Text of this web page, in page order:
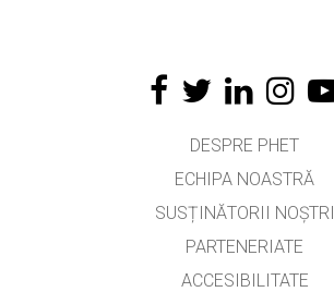
DESPRE PHET
ECHIPA NOASTRĂ
SUSȚINĂTORII NOȘTRI
PARTENERIATE
ACCESIBILITATE